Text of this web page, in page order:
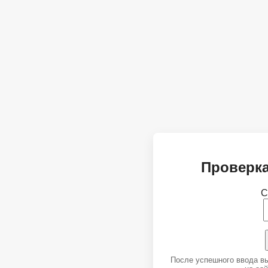
После успешного ввода